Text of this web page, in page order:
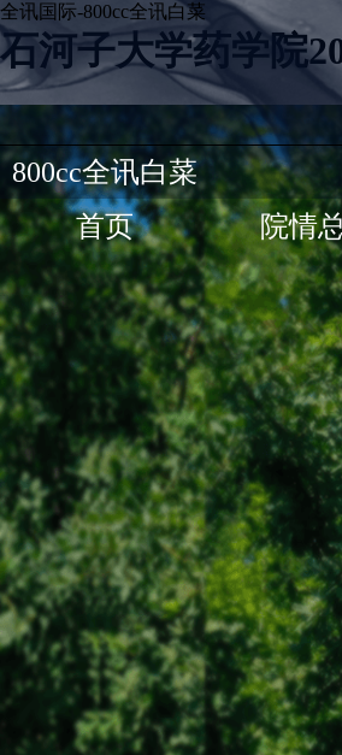
石河子大学药学院
全讯国际-800cc全讯白菜
800cc全讯白菜
首页
院情